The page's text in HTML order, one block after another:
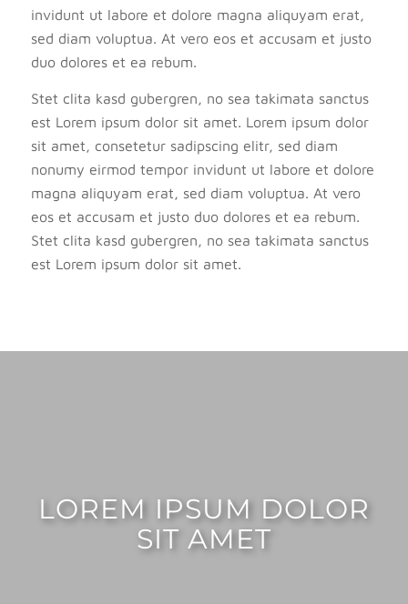
invidunt ut labore et dolore magna aliquyam erat,
sed diam voluptua. At vero eos et accusam et justo
duo dolores et ea rebum.
Stet clita kasd gubergren, no sea takimata sanctus
est Lorem ipsum dolor sit amet. Lorem ipsum dolor
sit amet, consetetur sadipscing elitr, sed diam
nonumy eirmod tempor invidunt ut labore et dolore
magna aliquyam erat, sed diam voluptua. At vero
eos et accusam et justo duo dolores et ea rebum.
Stet clita kasd gubergren, no sea takimata sanctus
est Lorem ipsum dolor sit amet.
LOREM IPSUM DOLOR
SIT AMET